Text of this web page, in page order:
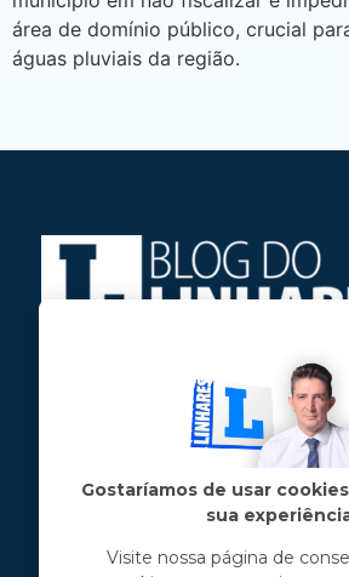
área de domínio público, crucial
águas pluviais da região.
Jose Linhares Jr é
Formado em Jornalismo,
e tem pós-graduações em
e marketing político.
Menu principal
Gostaríamos de usar
sua
Visite nossa página de